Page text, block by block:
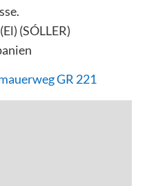
(SÓLLER)
GR 221